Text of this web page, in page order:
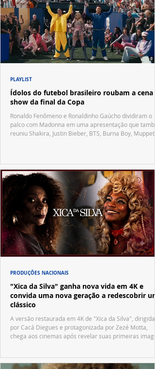
Ídolos do futebol brasileiro roubam a cena
show da final da Copa
Ronaldo Fenômeno e Ronaldinho Gaúcho dividiram o
palco com Madonna em uma apresentação que
reuniu Shakira, Justin Bieber, BTS, Burna Boy, Muppets,
PLAYLIST
"Xica da Silva" ganha nova vida em 4K e
convida uma nova geração a redescobrir um
clássico
A versão restaurada em 4K de "Xica da Silva", dirigida
por Cacá Diegues e protagonizada por Zezé Motta,
chega aos cinemas após revelar suas primeiras
PRODUÇÕES NACIONAIS